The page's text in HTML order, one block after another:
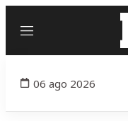
Menú
06 ago 2026